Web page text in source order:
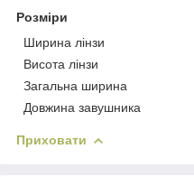
Розміри
Ширина лінзи
Висота лінзи
Загальна ширина
Довжина завушника
Приховати